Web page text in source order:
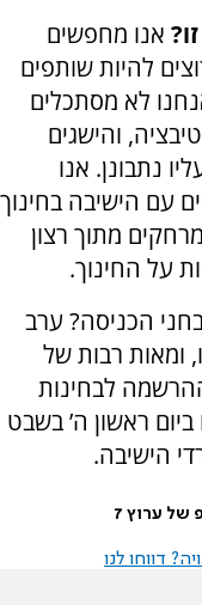
אנו מחפשים
להיות שותפים
לא מסתכלים
והישגים
נתבונן. אנו
עם הישיבה בחינוך
מתוך רצון
על החינוך.
הכניסה? ערב
ומאות רבות של
לבחינות
ראשון ה’ בשבט
ערוץ 7
דווחו לנו